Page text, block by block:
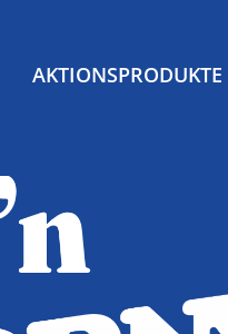
AKTIONSPRODUKTE